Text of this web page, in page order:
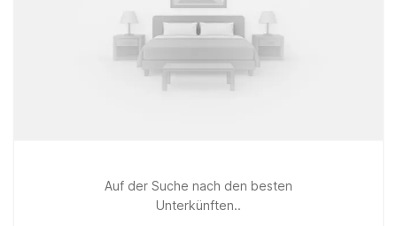
Auf der Suche nach den besten
Unterkünften..